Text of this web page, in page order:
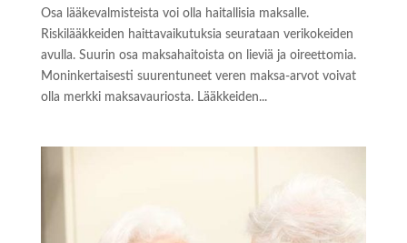
Osa lääkevalmisteista voi olla haitallisia maksalle.
Riskilääkkeiden haittavaikutuksia seurataan verikokeiden
avulla. Suurin osa maksahaitoista on lieviä ja oireettomia.
Moninkertaisesti suurentuneet veren maksa-arvot voivat
olla merkki maksavauriosta. Lääkkeiden...